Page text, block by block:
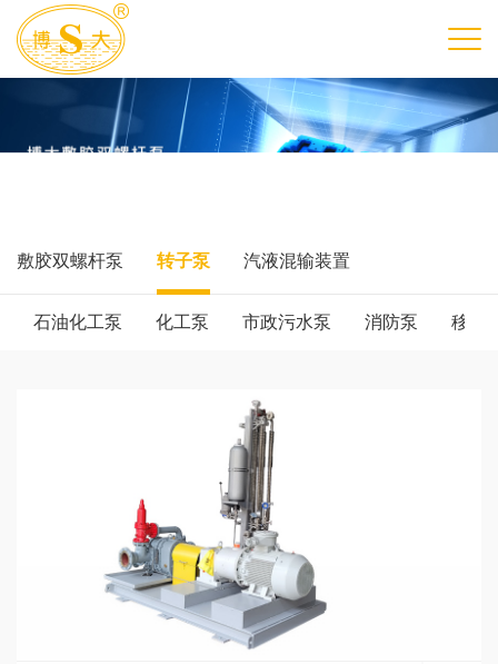
敷胶双螺杆泵 转子泵 汽液混输装置
石油化工泵 化工泵 市政污水泵 消防泵 移动